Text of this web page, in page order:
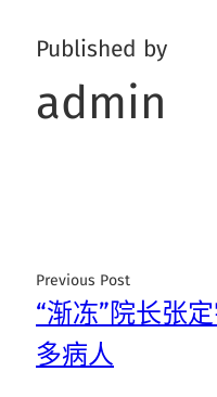
Published by
admin
Previous Post
“渐冻”院长张
多病人